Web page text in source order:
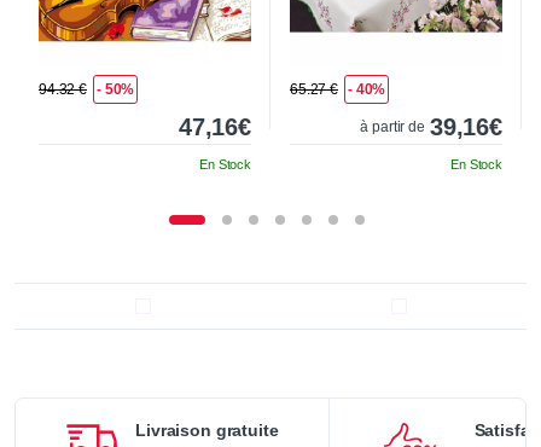
94.32 € - 50%
47,16€
En Stock
65.27 € - 40%
à partir de 39,16€
En Stock
Livraison gratuite